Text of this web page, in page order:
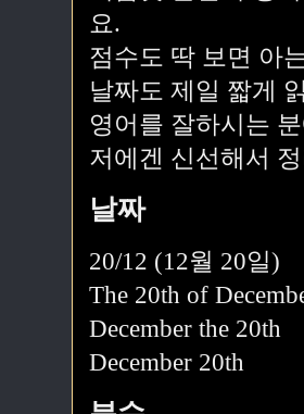
요.
점수도 딱 보면 아
날짜도 제일 짧게
영어를 잘하시는
저에겐 신선해서
날짜
20/12 (12월 20일)
The 20th of
December the 20th
December 20th